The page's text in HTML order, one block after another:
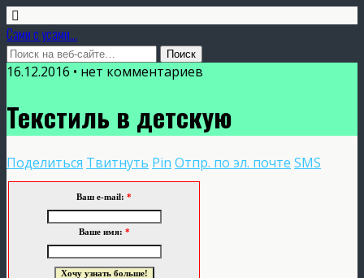
Сами с усами...
16.12.2016 • нет комментариев
Текстиль в детскую
Поделиться Твитнуть Pin Отпр. по эл. почте SMS
Ваш e-mail: *
Ваше имя: *